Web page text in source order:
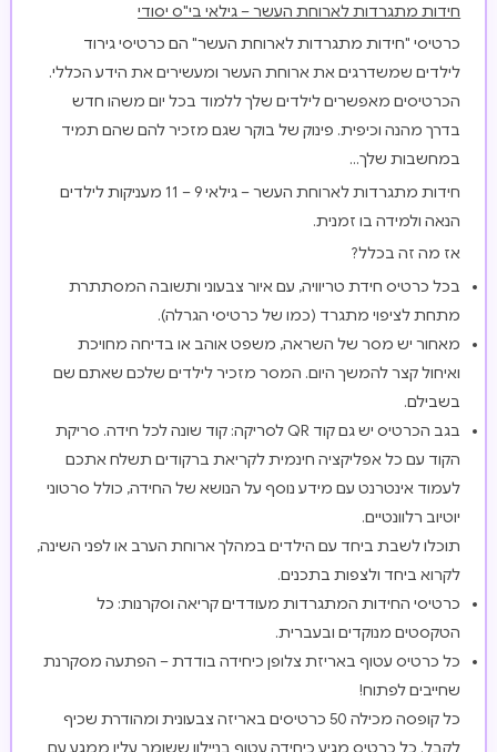
חידות מתגרדות לארוחת העשר – גילאי בי"ס יסודי
כרטיסי "חידות מתגרדות לארוחת העשר" הם כרטיסי גירוד
לילדים שמשדרגים את ארוחת העשר ומעשירים את הידע הכללי.
הכרטיסים מאפשרים לילדים שלך ללמוד בכל יום משהו חדש
בדרך מהנה וכיפית. פינוק של בוקר שגם מזכיר להם שהם תמיד
במחשבות שלך…
חידות מתגרדות לארוחת העשר – גילאי 9 – 11 מעניקות לילדים
הנאה ולמידה בו זמנית.
אז מה זה בכלל?
בכל כרטיס חידת טריוויה, עם איור צבעוני ותשובה המסתתרת
מתחת לציפוי מתגרד (כמו של כרטיסי הגרלה).
מאחור יש מסר של השראה, משפט אוהב או בדיחה מחויכת
ואיחול קצר להמשך היום. המסר מזכיר לילדים שלכם שאתם שם
בשבילם.
בגב הכרטיס יש גם קוד QR לסריקה: קוד שונה לכל חידה. סריקת
הקוד עם כל אפליקציה חינמית לקריאת ברקודים תשלח אתכם
לעמוד אינטרנט עם מידע נוסף על הנושא של החידה, כולל סרטוני
יוטיוב רלוונטיים.
תוכלו לשבת ביחד עם הילדים במהלך ארוחת הערב או לפני השינה,
לקרוא ביחד ולצפות בתכנים.
כרטיסי החידות המתגרדות מעודדים קריאה וסקרנות: כל
הטקסטים מנוקדים ובעברית.
כל כרטיס עטוף באריזת צלופן כיחידה בודדת – הפתעה מסקרנת
שחייבים לפתוח!
כל קופסה מכילה 50 כרטיסים באריזה צבעונית ומהודרת שכיף
לקבל. כל כרטיס מגיע כיחידה עטוף בניילון ששומר עליו ממגע עם